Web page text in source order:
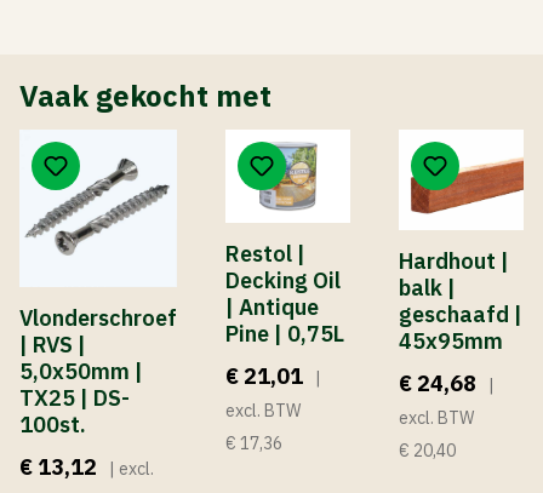
Vaak gekocht met
Vlonderschroef
| RVS |
5,0x50mm |
TX25 | DS-
100st.
€ 13,12
| excl.
Restol |
Decking Oil
| Antique
Pine | 0,75L
€ 21,01
|
excl. BTW
€ 17,36
Hardhout |
balk |
geschaafd |
45x95mm
€ 24,68
|
excl. BTW
€ 20,40